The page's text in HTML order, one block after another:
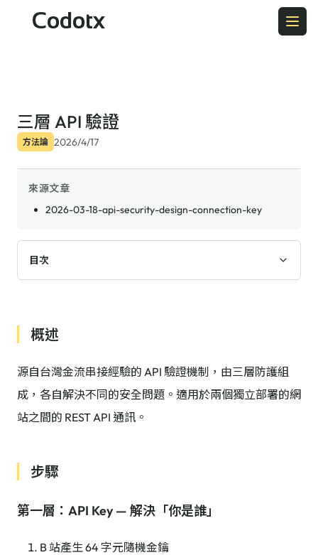
Codotx
三層 API 驗證
方法論 2026/4/17
來源文章
2026-03-18-api-security-design-connection-key
目次
概述
源自台灣金流串接經驗的 API 驗證機制，由三層防護組
成，各自解決不同的安全問題。適用於兩個獨立部署的網
站之間的 REST API 通訊。
步驟
第一層：API Key — 解決「你是誰」
B 站產生 64 字元隨機金鑰